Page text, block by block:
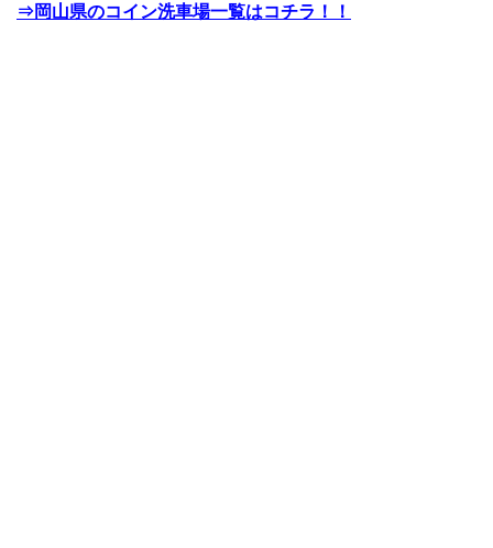
⇒岡山県のコイン洗車場一覧はコチラ！！